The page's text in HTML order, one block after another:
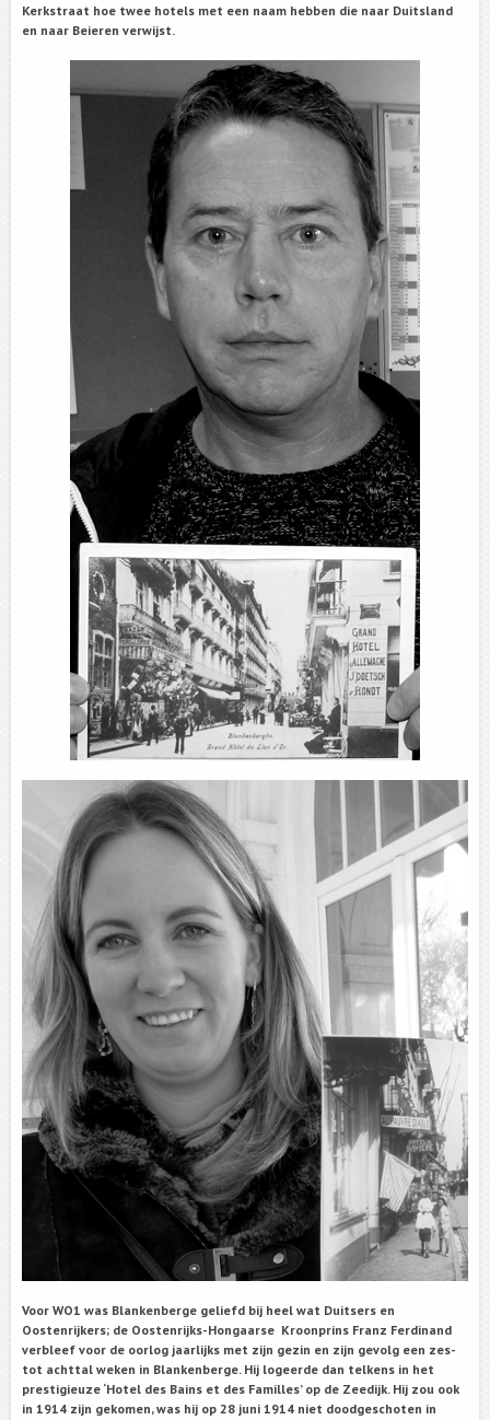
Kerkstraat hoe twee hotels met een naam hebben die naar Duitsland
en naar Beieren verwijst.
Voor WO1 was Blankenberge geliefd bij heel wat Duitsers en
Oostenrijkers; de Oostenrijks-Hongaarse Kroonprins Franz Ferdinand
verbleef voor de oorlog jaarlijks met zijn gezin en zijn gevolg een zes-
tot achttal weken in Blankenberge. Hij logeerde dan telkens in het
prestigieuze ‘Hotel des Bains et des Familles’ op de Zeedijk. Hij zou ook
in 1914 zijn gekomen, was hij op 28 juni 1914 niet doodgeschoten in